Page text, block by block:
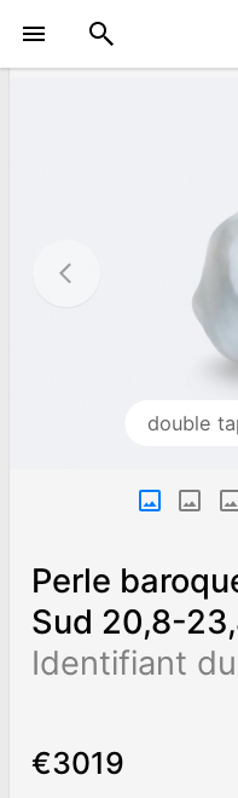
double
Perle
Sud 20,8-
Identifiant
€3019